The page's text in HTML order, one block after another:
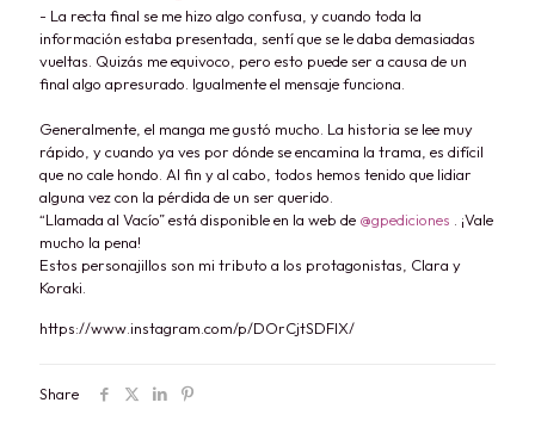
- La recta final se me hizo algo confusa, y cuando toda la
información estaba presentada, sentí que se le daba demasiadas
vueltas. Quizás me equivoco, pero esto puede ser a causa de un
final algo apresurado. Igualmente el mensaje funciona.
Generalmente, el manga me gustó mucho. La historia se lee muy
rápido, y cuando ya ves por dónde se encamina la trama, es difícil
que no cale hondo. Al fin y al cabo, todos hemos tenido que lidiar
alguna vez con la pérdida de un ser querido.
“Llamada al Vacío” está disponible en la web de @gpediciones . ¡Vale
mucho la pena!
Estos personajillos son mi tributo a los protagonistas, Clara y
Koraki.
https://www.instagram.com/p/DOrCjtSDFlX/
Share